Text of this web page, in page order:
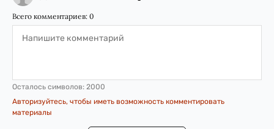
Всего комментариев: 0
Осталось символов: 2000
Авторизуйтесь, чтобы иметь возможность комментировать
материалы